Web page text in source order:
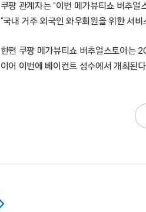
쿠팡 관계자는 “이번 메가뷰티쇼 버추얼
“국내 거주 외국인 와우회원을 위한 서비
한편 쿠팡 메가뷰티쇼 버추얼스토어는
이어 이번에 베이컨트 성수에서 개최된